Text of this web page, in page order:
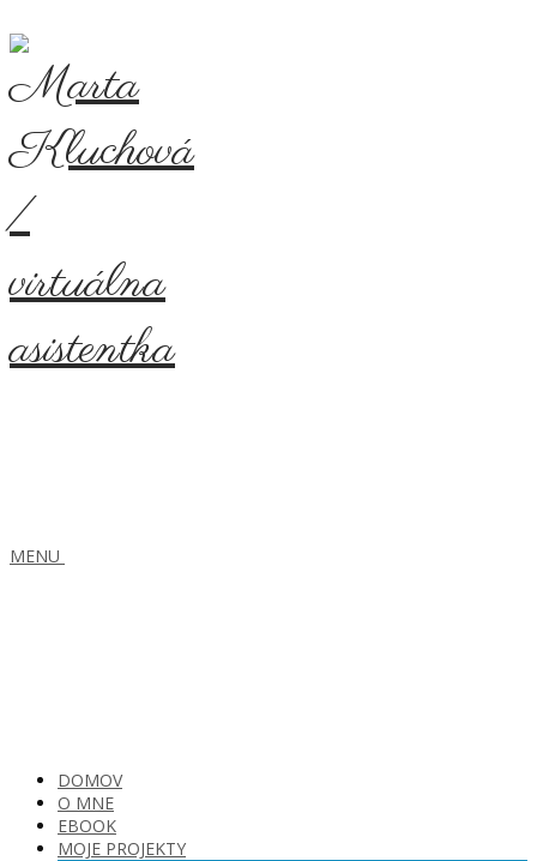
MENU
DOMOV
O MNE
EBOOK
MOJE PROJEKTY